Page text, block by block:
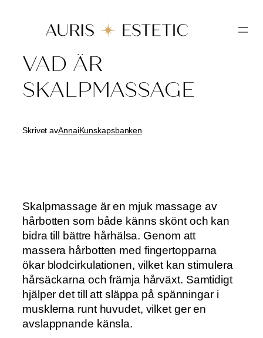
innehåll
VAD ÄR
SKALPMASSAGE
Skrivet avAnnaiKunskapsbanken
Skalpmassage är en mjuk massage av
hårbotten som både känns skönt och kan
bidra till bättre hårhälsa. Genom att
massera hårbotten med fingertopparna
ökar blodcirkulationen, vilket kan stimulera
hårsäckarna och främja hårväxt. Samtidigt
hjälper det till att släppa på spänningar i
musklerna runt huvudet, vilket ger en
avslappnande känsla.